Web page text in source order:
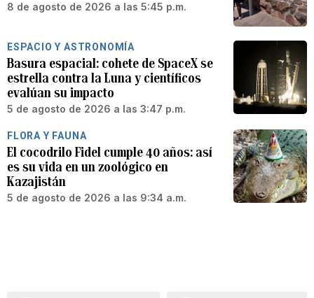
8 de agosto de 2026 a las 5:45 p.m.
ESPACIO Y ASTRONOMÍA
Basura espacial: cohete de SpaceX se
estrella contra la Luna y científicos
evalúan su impacto
5 de agosto de 2026 a las 3:47 p.m.
FLORA Y FAUNA
El cocodrilo Fidel cumple 40 años: así
es su vida en un zoológico en
Kazajistán
5 de agosto de 2026 a las 9:34 a.m.